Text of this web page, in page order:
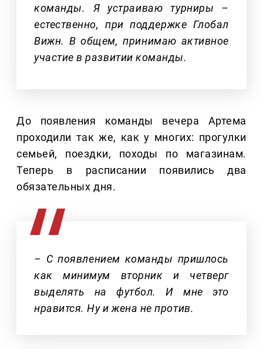
команды. Я устраиваю турниры –
естественно, при поддержке Глобал
Вижн. В общем, принимаю активное
участие в развитии команды.
До появления команды вечера Артема
проходили так же, как у многих: прогулки
семьей, поездки, походы по магазинам.
Теперь в расписании появились два
обязательных дня.
– С появлением команды пришлось
как минимум вторник и четверг
выделять на футбол. И мне это
нравится. Ну и жена не против.